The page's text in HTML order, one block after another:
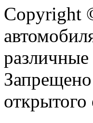
Copyright
Запрещено